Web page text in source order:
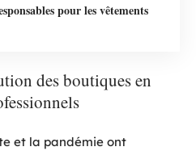
pour les vêtements
des boutiques en
et la pandémie ont